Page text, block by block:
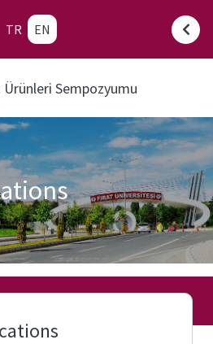
TR EN
Ürünleri Sempozyumu